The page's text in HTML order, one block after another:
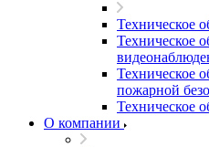
Техническое
Техническое
Техническое
пожарной
Техническое
О компании